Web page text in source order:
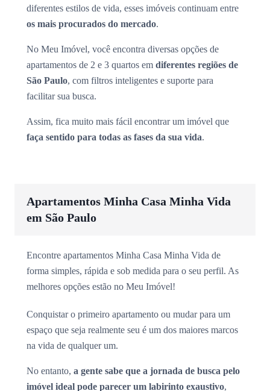
diferentes estilos de vida, esses imóveis continuam entre
os mais procurados do mercado.
No Meu Imóvel, você encontra diversas opções de
apartamentos de 2 e 3 quartos em diferentes regiões de
São Paulo, com filtros inteligentes e suporte para
facilitar sua busca.
Assim, fica muito mais fácil encontrar um imóvel que
faça sentido para todas as fases da sua vida.
Apartamentos Minha Casa Minha Vida
em São Paulo
Encontre apartamentos Minha Casa Minha Vida de
forma simples, rápida e sob medida para o seu perfil. As
melhores opções estão no Meu Imóvel!
Conquistar o primeiro apartamento ou mudar para um
espaço que seja realmente seu é um dos maiores marcos
na vida de qualquer um.
No entanto, a gente sabe que a jornada de busca pelo
imóvel ideal pode parecer um labirinto exaustivo,